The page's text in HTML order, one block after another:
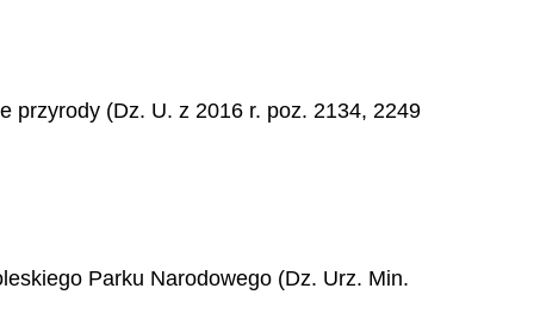
przyrody (Dz. U. z 2016 r. poz. 2134, 2249
Parku Narodowego (Dz. Urz. Min.